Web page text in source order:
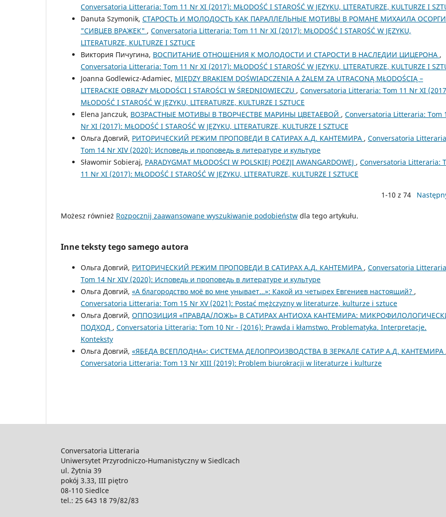
Conversatoria Litteraria: Tom 11 Nr XI (2017): MŁODOŚĆ I STAROŚĆ W JĘZYKU, LITERATURZE, KULTURZE I
Danuta Szymonik, СТАРОСТЬ И МОЛОДОСТЬ КАК ПАРАЛЛЕЛЬНЫЕ МОТИВЫ В РОМАНЕ МИХАИЛА
"СИВЦЕВ ВРАЖЕК" , Conversatoria Litteraria: Tom 11 Nr XI (2017): MŁODOŚĆ I STAROŚĆ W JĘZYKU,
LITERATURZE, KULTURZE I SZTUCE
Виктория Пичугина, ВОСПИТАНИЕ ОТНОШЕНИЯ К МОЛОДОСТИ И СТАРОСТИ В НАСЛЕДИИ ЦИЦЕРОНА ,
Conversatoria Litteraria: Tom 11 Nr XI (2017): MŁODOŚĆ I STAROŚĆ W JĘZYKU, LITERATURZE, KULTURZE I
Joanna Godlewicz-Adamiec, MIĘDZY BRAKIEM DOŚWIADCZENIA A ŻALEM ZA UTRACONĄ MŁODOŚCIĄ –
LITERACKIE OBRAZY MŁODOŚCI I STAROŚCI W ŚREDNIOWIECZU , Conversatoria Litteraria: Tom 11 Nr XI
MŁODOŚĆ I STAROŚĆ W JĘZYKU, LITERATURZE, KULTURZE I SZTUCE
Elena Janczuk, ВОЗРАСТНЫЕ МОТИВЫ В ТВОРЧЕСТВЕ МАРИНЫ ЦВЕТАЕВОЙ , Conversatoria Litteraria: Tom
Nr XI (2017): MŁODOŚĆ I STAROŚĆ W JĘZYKU, LITERATURZE, KULTURZE I SZTUCE
Ольга Довгий, РИТОРИЧЕСКИЙ РЕЖИМ ПРОПОВЕДИ В САТИРАХ А.Д. КАНТЕМИРА , Conversatoria
Tom 14 Nr XIV (2020): Исповедь и проповедь в литературе и культуре
Sławomir Sobieraj, PARADYGMAT MŁODOŚCI W POLSKIEJ POEZJI AWANGARDOWEJ , Conversatoria Litteraria:
11 Nr XI (2017): MŁODOŚĆ I STAROŚĆ W JĘZYKU, LITERATURZE, KULTURZE I SZTUCE
1-10 z 74
Możesz również Rozpocznij zaawansowane wyszukiwanie podobieństw dla tego artykułu.
Inne teksty tego samego autora
Ольга Довгий, РИТОРИЧЕСКИЙ РЕЖИМ ПРОПОВЕДИ В САТИРАХ А.Д. КАНТЕМИРА , Conversatoria
Tom 14 Nr XIV (2020): Исповедь и проповедь в литературе и культуре
Ольга Довгий, «А благородство моё во мне унывает…»: Какой из четырех Евгениев настоящий? ,
Conversatoria Litteraria: Tom 15 Nr XV (2021): Postać mężczyzny w literaturze, kulturze i sztuce
Ольга Довгий, ОППОЗИЦИЯ «ПРАВДА/ЛОЖЬ» В САТИРАХ АНТИОХА КАНТЕМИРА:
ПОДХОД , Conversatoria Litteraria: Tom 10 Nr - (2016): Prawda i kłamstwo. Problematyka. Interpretacje.
Konteksty
Ольга Довгий, «ЯБЕДА ВСЕПЛОДНА»: СИСТЕМА ДЕЛОПРОИЗВОДСТВА В ЗЕРКАЛЕ САТИР А.Д. КАНТЕМИРА
Conversatoria Litteraria: Tom 13 Nr XIII (2019): Problem biurokracji w literaturze i kulturze
Conversatoria Litteraria
Uniwersytet Przyrodniczo-Humanistyczny w Siedlcach
ul. Żytnia 39
pokój 3.33, III piętro
08-110 Siedlce
tel.: 25 643 18 79/82/83